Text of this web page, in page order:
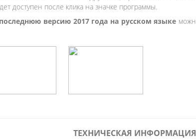
доступен после клика на значке программы.
версию 2017 года на русском языке
ТЕХНИЧЕСКАЯ